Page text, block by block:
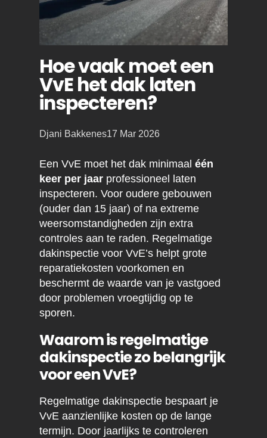
Hoe vaak moet een
VvE het dak laten
inspecteren?
Posted
Djani Bakkenes17 Mar 2026
Een VvE moet het dak minimaal één
keer per jaarprofessioneel laten
inspecteren. Voor oudere gebouwen
(ouder dan 15 jaar) of na extreme
weersomstandigheden zijn extra
controles aan te raden. Regelmatige
dakinspectie voor VvE’s helpt grote
reparatiekosten voorkomen en
beschermt de waarde van je vastgoed
door problemen vroegtijdig op te
sporen.
Waarom is regelmatige
dakinspectie zo belangrijk
voor een VvE?
Regelmatige dakinspectie bespaart je
VvE aanzienlijke kosten op de lange
termijn. Door jaarlijks te controleren